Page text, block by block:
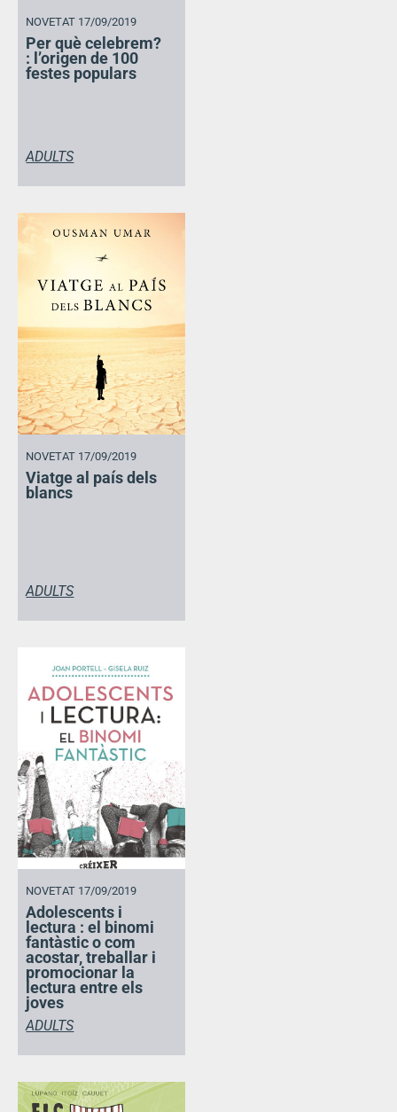
NOVETAT 17/09/2019
Per què celebrem?
: l’origen de 100
festes populars
ADULTS
NOVETAT 17/09/2019
Viatge al país dels
blancs
ADULTS
NOVETAT 17/09/2019
Adolescents i
lectura : el binomi
fantàstic o com
acostar, treballar i
promocionar la
lectura entre els
joves
ADULTS